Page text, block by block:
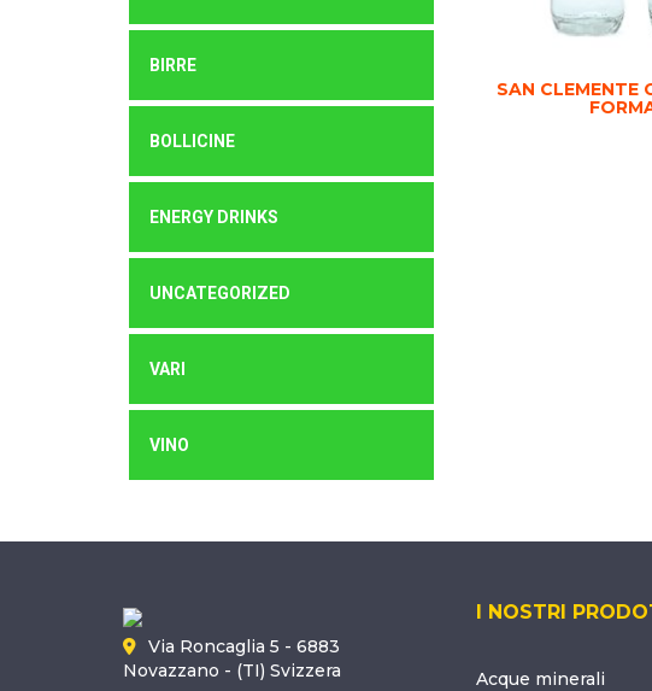
SAN CLEMENTE
BIRRE
BOLLICINE
ENERGY DRINKS
UNCATEGORIZED
VARI
VINO
Via Roncaglia 5 - 6883
Novazzano - (TI) Svizzera
I NOSTRI
Acque minerali